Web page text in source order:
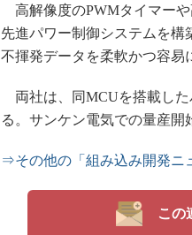
高解像度のPWMタイマー
先進パワー制御システムを
不揮発データを柔軟かつ容易
両社は、同MCUを搭載した
る。サンケン電気での量産開
⇒その他の「組み込み開発ニ
この